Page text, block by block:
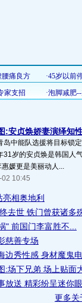
:安贞焕娇妻演绎知
岛中能队选援将目标锁
31岁的安贞焕是韩国人
惠媛更是美丽动人...
10:45
相奥地利
去世 铁门曾获诸多
" 前国门李富胜不...
慈善专场
边秀性感 身材魔鬼
:场下兄弟 场上贴面
放送 精彩纷呈迷你
更多关